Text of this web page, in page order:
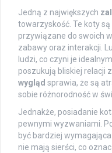
Jedną z największych
towarzyskość. Te koty
przywiązane do swoich
zabawy oraz interakcji.
ludzi, co czyni je
poszukują bliskiej relacji
wygląd sprawia, że są
sobie różnorodność w
Jednakże, posiadanie
pewnymi wyzwaniami.
być bardziej
nie mają sierści, co